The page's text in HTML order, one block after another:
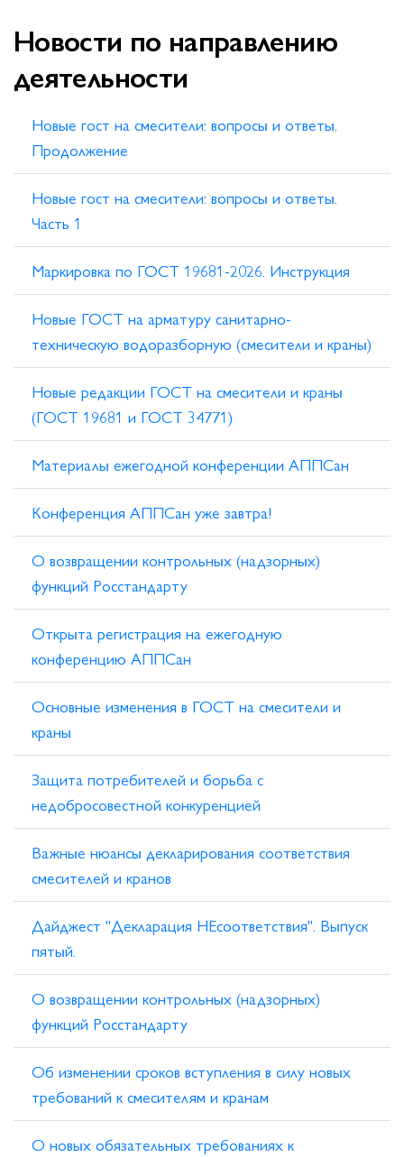
Новости по направлению
деятельности
Новые гост на смесители: вопросы и ответы.
Продолжение
Новые гост на смесители: вопросы и ответы.
Часть 1
Маркировка по ГОСТ 19681-2026. Инструкция
Новые ГОСТ на арматуру санитарно-
техническую водоразборную (смесители и краны)
Новые редакции ГОСТ на смесители и краны
(ГОСТ 19681 и ГОСТ 34771)
Материалы ежегодной конференции АППСан
Конференция АППСан уже завтра!
О возвращении контрольных (надзорных)
функций Росстандарту
Открыта регистрация на ежегодную
конференцию АППСан
Основные изменения в ГОСТ на смесители и
краны
Защита потребителей и борьба с
недобросовестной конкуренцией
Важные нюансы декларирования соответствия
смесителей и кранов
Дайджест "Декларация НЕсоответствия". Выпуск
пятый.
О возвращении контрольных (надзорных)
функций Росстандарту
Об изменении сроков вступления в силу новых
требований к смесителям и кранам
О новых обязательных требованиях к